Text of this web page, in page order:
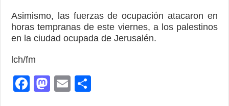
Asimismo, las fuerzas de ocupación atacaron en
horas tempranas de este viernes, a los palestinos
en la ciudad ocupada de Jerusalén.
lch/fm
F
M
E